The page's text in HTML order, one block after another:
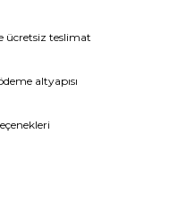
ücretsiz teslimat
altyapısı